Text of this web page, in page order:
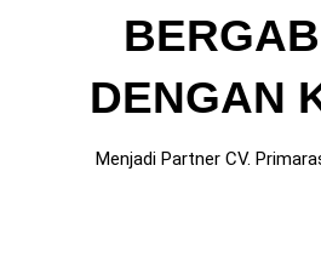
DENGAN
Menjadi Partner CV.